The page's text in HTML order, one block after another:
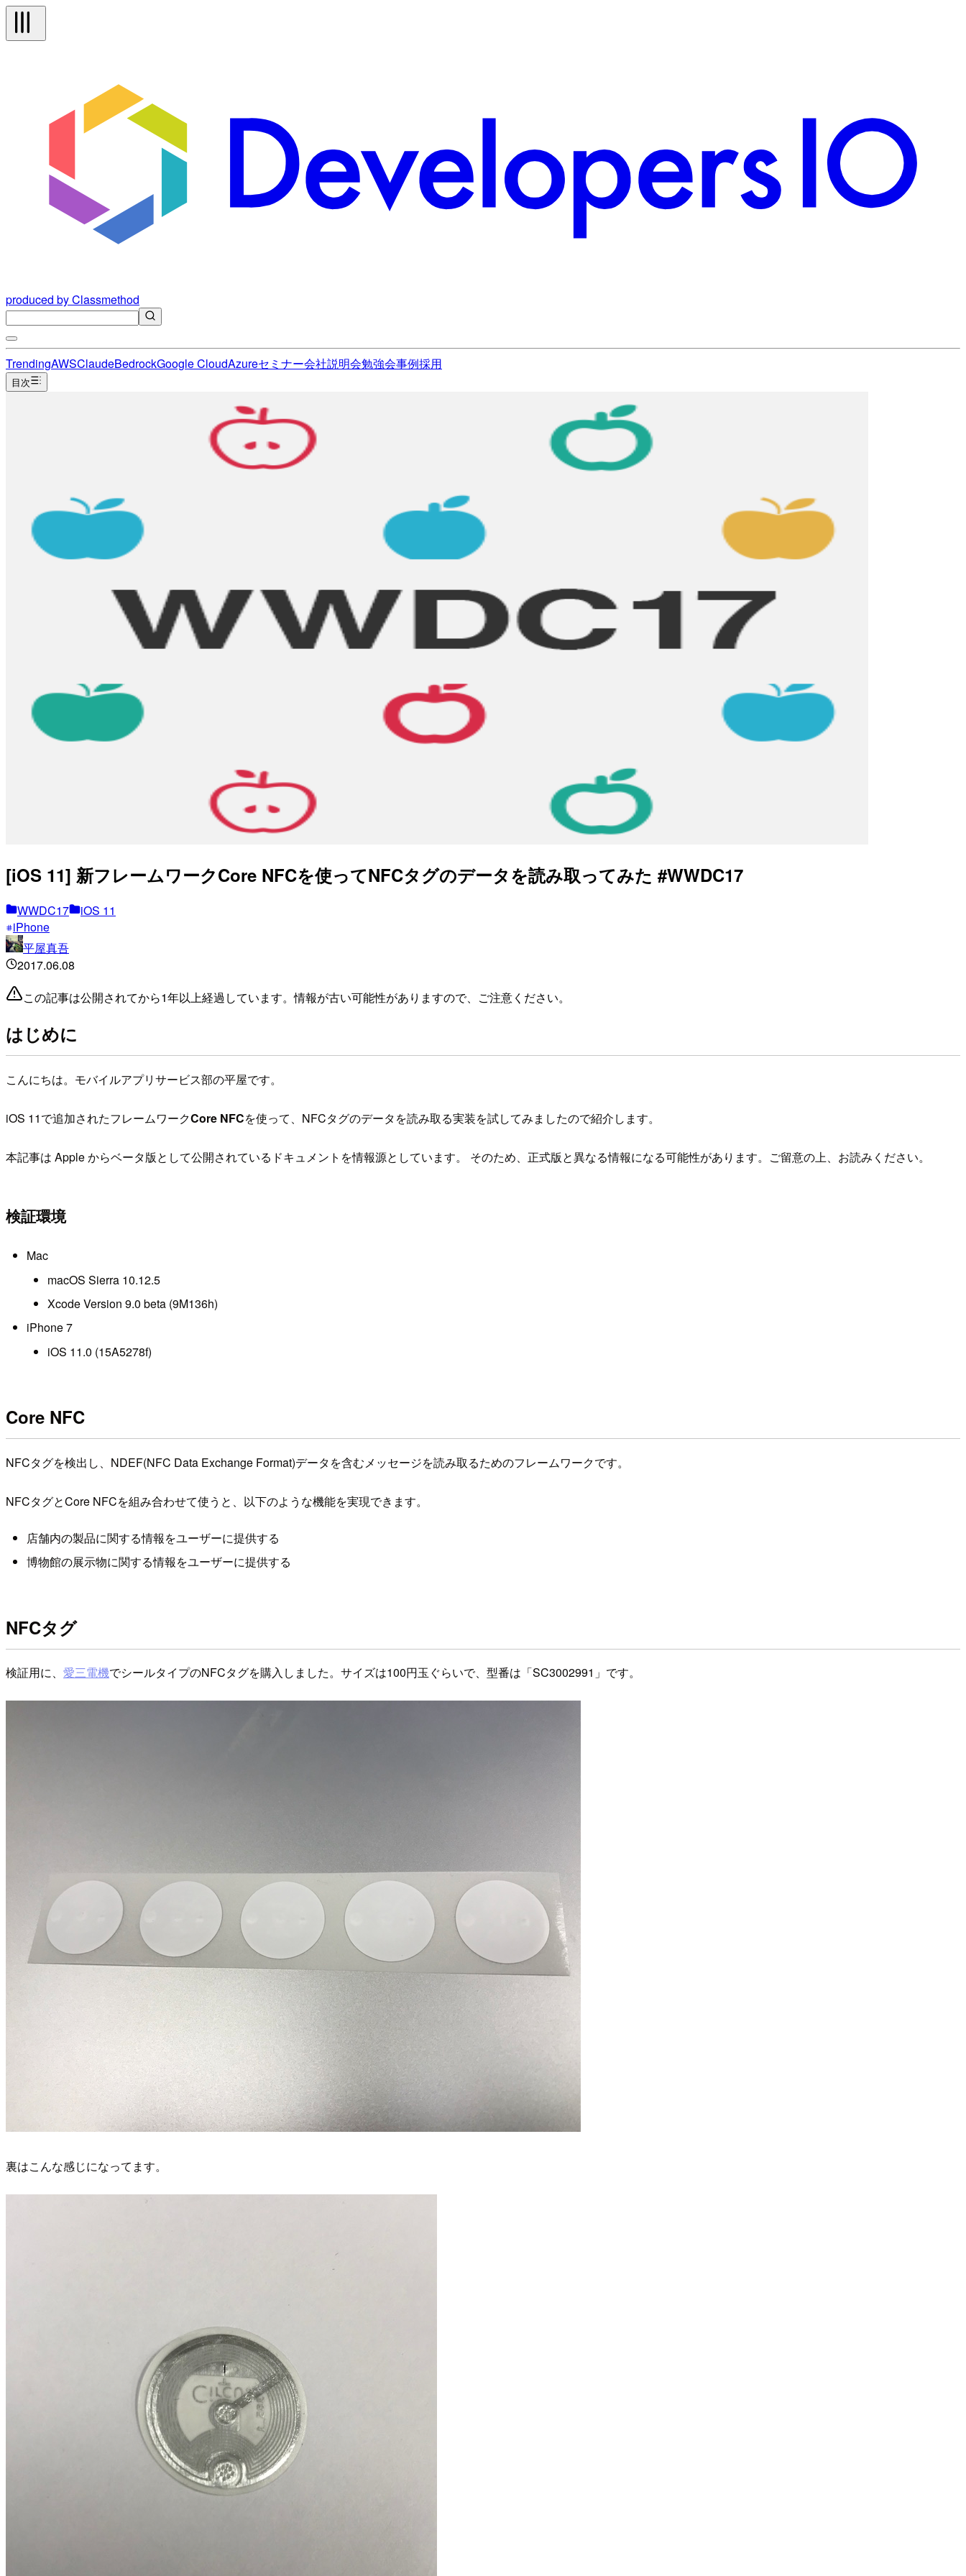
produced by Classmethod
TrendingAWSClaudeBedrockGoogle CloudAzureセミナー会社説明会勉強会事例採用
目次
[iOS 11] 新フレームワークCore NFCを使ってNFCタグのデータを読み取ってみた #WWDC17
WWDC17
iOS 11
iPhone
平屋真吾
2017.06.08
この記事は公開されてから1年以上経過しています。情報が古い可能性がありますので、ご注意ください。
はじめに
こんにちは。モバイルアプリサービス部の平屋です。
iOS 11で追加されたフレームワークCore NFCを使って、NFCタグのデータを読み取る実装を試してみましたので紹介します。
本記事は Apple からベータ版として公開されているドキュメントを情報源としています。 そのため、正式版と異なる情報になる可能性があります。ご留意の上、お読みください。
検証環境
Mac
macOS Sierra 10.12.5
Xcode Version 9.0 beta (9M136h)
iPhone 7
iOS 11.0 (15A5278f)
Core NFC
NFCタグを検出し、NDEF(NFC Data Exchange Format)データを含むメッセージを読み取るためのフレームワークです。
NFCタグとCore NFCを組み合わせて使うと、以下のような機能を実現できます。
店舗内の製品に関する情報をユーザーに提供する
博物館の展示物に関する情報をユーザーに提供する
NFCタグ
検証用に、 愛三電機でシールタイプのNFCタグを購入しました。サイズは100円玉ぐらいで、型番は「SC3002991」です。
裏はこんな感じになってます。